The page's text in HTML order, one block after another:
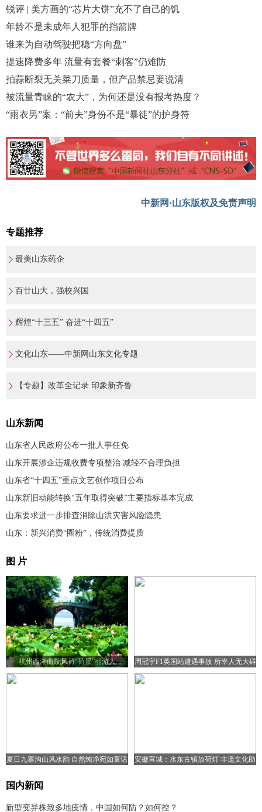
锐评 | 美方画的“芯片大饼”充不了自己的饥
年龄不是未成年人犯罪的挡箭牌
谁来为自动驾驶把稳“方向盘”
提速降费多年 流量有套餐“刺客”仍难防
拍蒜断裂无关菜刀质量，但产品禁忌要说清
被流量青睐的“农大”，为何还是没有报考热度？
“雨衣男”案：“前夫”身份不是“暴徒”的护身符
中新网·山东版权及免责声明
专题推荐
最美山东药企
百廿山大，强校兴国
辉煌“十三五” 奋进“十四五”
文化山东——中新网山东文化专题
【专题】改革全记录 印象新齐鲁
山东新闻
山东省人民政府公布一批人事任免
山东开展涉企违规收费专项整治 减轻不合理负担
山东省“十四五”重点文艺创作项目公布
山东新旧动能转换“五年取得突破”主要指标基本完成
山东要求进一步排查消除山洪灾害风险隐患
山东：新兴消费“圈粉”，传统消费提质
图 片
杭州西湖曲院风荷“荷景”引游人 周冠宇F1英国站遭遇事故 所幸人无大碍
夏日九寨沟山风水韵 自然纯净宛如童话
安徽宣城：水东古镇放荷灯 非遗文化助
国内新闻
新型变异株致多地疫情，中国如何防？如何控？